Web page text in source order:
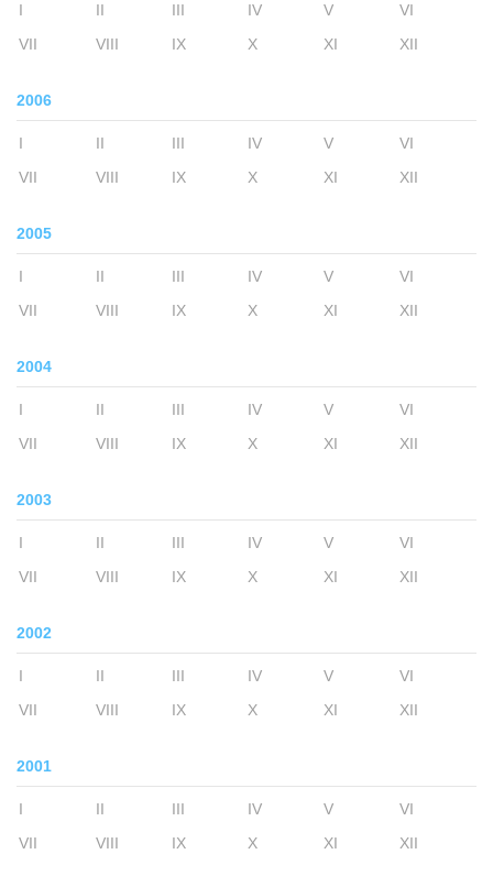
I II III IV V
VI
VII
VIII IX X XI XII
2006
I II III IV V
VI
VII
VIII IX X XI XII
2005
I II III IV V
VI
VII
VIII IX X XI XII
2004
I II III IV V
VI
VII
VIII IX X XI XII
2003
I II III IV V
VI
VII
VIII IX X XI XII
2002
I II III IV V
VI
VII
VIII IX X XI XII
2001
I II III IV V
VI
VII
VIII IX X XI XII